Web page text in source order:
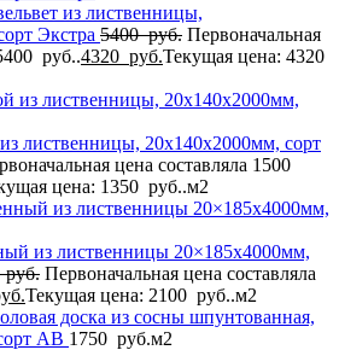
из лиственницы,
Экстра 5400руб. Первоначальная
руб..4320 руб.Текущая цена: 4320
лиственницы, 20x140x2000мм, сорт
цена составляла 1500
цена: 1350 руб..м2
из лиственницы 20×185x4000мм,
руб. Первоначальная цена составляла
Текущая цена: 2100 руб..м2
доска из сосны шпунтованная,
AB 1750 руб.м2